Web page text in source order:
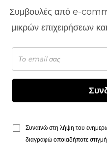
Συμβουλές από e-
μικρών επιχειρήσεων
Συναινώ στη λήψη του
διαγραφώ οποιαδήποτε